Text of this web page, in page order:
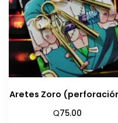
Aretes Zoro
Q75.00